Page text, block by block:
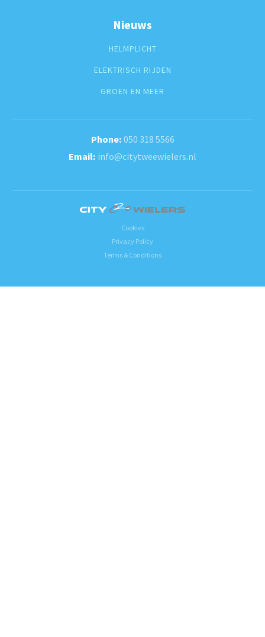
Nieuws
HELMPLICHT
ELEKTRISCH RIJDEN
GROEN EN MEER
050 318 5566
info@citytweewielers.nl
Cookies
Privacy Policy
Terms & Conditions